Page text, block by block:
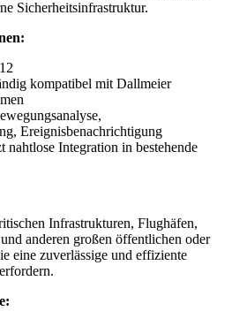
Sicherheitsinfrastruktur.
kompatibel mit Dallmeier
Ereignisbenachrichtigung
nahtlose Integration in bestehende
Infrastrukturen, Flughäfen,
anderen großen öffentlichen oder
eine zuverlässige und effiziente